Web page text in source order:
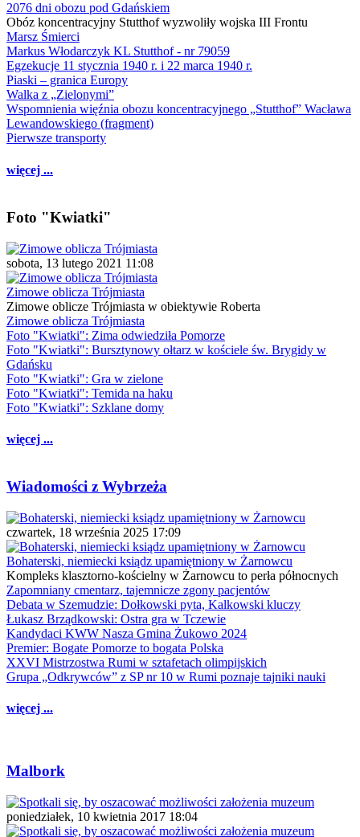
2076 dni obozu pod Gdańskiem
Obóz koncentracyjny Stutthof wyzwoliły wojska III Frontu
Marsz Śmierci
Markus Włodarczyk KL Stutthof - nr 79059
Egzekucje 11 stycznia 1940 r. i 22 marca 1940 r.
Piaski – granica Europy
Walka z „Zielonymi”
Wspomnienia więźnia obozu koncentracyjnego „Stutthof” Wacława
Lewandowskiego (fragment)
Pierwsze transporty
więcej ...
Foto "Kwiatki"
sobota, 13 lutego 2021 11:08
Zimowe oblicza Trójmiasta
Zimowe oblicze Trójmiasta w obiektywie Roberta
Zimowe oblicza Trójmiasta
Foto "Kwiatki": Zima odwiedziła Pomorze
Foto "Kwiatki": Bursztynowy ołtarz w kościele św. Brygidy w
Gdańsku
Foto "Kwiatki": Gra w zielone
Foto "Kwiatki": Temida na haku
Foto "Kwiatki": Szklane domy
więcej ...
Wiadomości z Wybrzeża
czwartek, 18 września 2025 17:09
Bohaterski, niemiecki ksiądz upamiętniony w Żarnowcu
Kompleks klasztorno-kościelny w Żarnowcu to perła północnych
Zapomniany cmentarz, tajemnicze zgony pacjentów
Debata w Szemudzie: Dołkowski pyta, Kalkowski kluczy
Łukasz Brządkowski: Ostra gra w Tczewie
Kandydaci KWW Nasza Gmina Żukowo 2024
Premier: Bogate Pomorze to bogata Polska
XXVI Mistrzostwa Rumi w sztafetach olimpijskich
Grupa „Odkrywców” z SP nr 10 w Rumi poznaje tajniki nauki
więcej ...
Malbork
poniedziałek, 10 kwietnia 2017 18:04